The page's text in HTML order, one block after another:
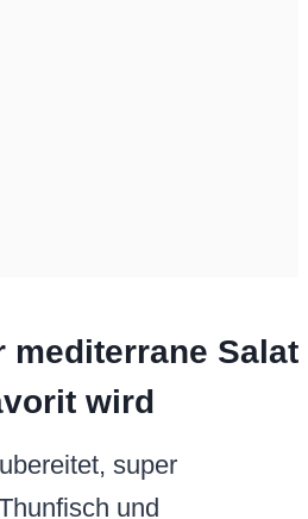
mediterrane Salat
wird
super
und